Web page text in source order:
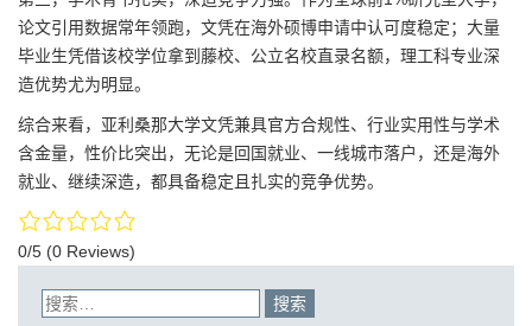
论文引用数据常年领跑，文凭在海外硕博申请中认可度稳定；大量
毕业生凭借该校学位拿到藤校、公立名校直录名额，理工科专业深
造优势尤为明显。
综合来看，亚利桑那大学文凭兼具官方合规性、行业实用性与学术
含金量，性价比突出，无论是回国就业、一线城市落户，还是海外
就业、继续深造，都具备稳定且扎实的竞争优势。
0/5 (0 Reviews)